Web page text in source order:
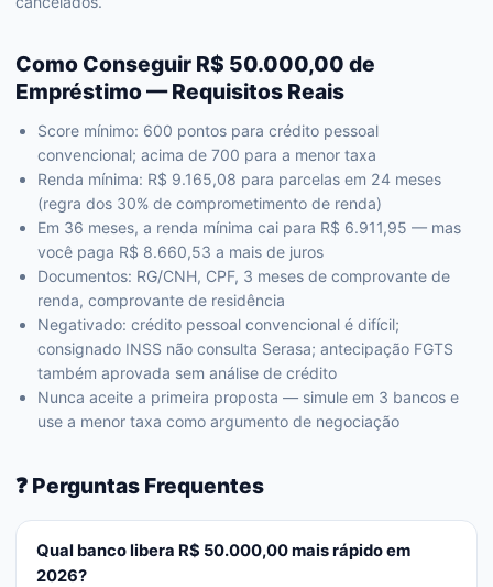
Como Conseguir R$ 50.000,00 de
Empréstimo — Requisitos Reais
Score mínimo: 600 pontos para crédito pessoal
convencional; acima de 700 para a menor taxa
Renda mínima: R$ 9.165,08 para parcelas em 24 meses
(regra dos 30% de comprometimento de renda)
Em 36 meses, a renda mínima cai para R$ 6.911,95 — mas
você paga R$ 8.660,53 a mais de juros
Documentos: RG/CNH, CPF, 3 meses de comprovante de
renda, comprovante de residência
Negativado: crédito pessoal convencional é difícil;
consignado INSS não consulta Serasa; antecipação FGTS
também aprovada sem análise de crédito
Nunca aceite a primeira proposta — simule em 3 bancos e
use a menor taxa como argumento de negociação
❓ Perguntas Frequentes
Qual banco libera R$ 50.000,00 mais rápido em
2026?